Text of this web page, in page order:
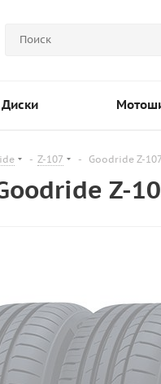
Диски
- Z-107 - Goodride Z-
Z-